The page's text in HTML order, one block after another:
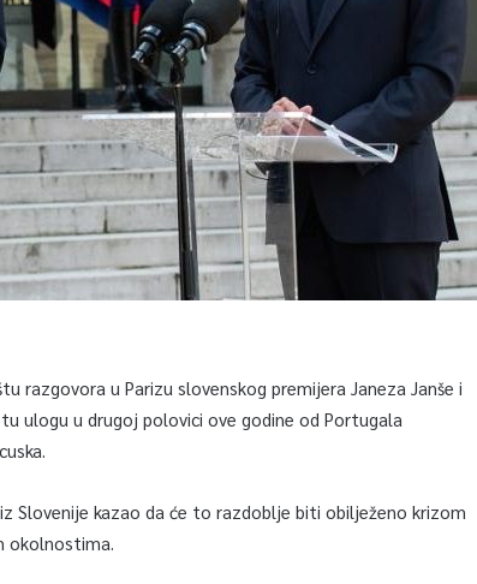
razgovora u Parizu slovenskog premijera Janeza Janše i
ulogu u drugoj polovici ove godine od Portugala
Slovenije kazao da će to razdoblje biti obilježeno krizom
okolnostima.